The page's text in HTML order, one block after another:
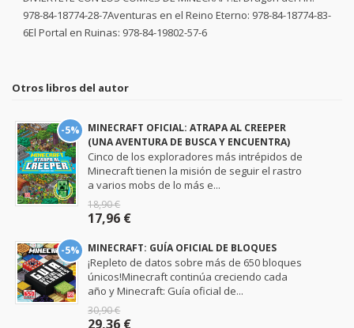
978-84-18774-28-7Aventuras en el Reino Eterno: 978-84-18774-83-
6El Portal en Ruinas: 978-84-19802-57-6
Otros libros del autor
-5%
MINECRAFT OFICIAL: ATRAPA AL CREEPER
(UNA AVENTURA DE BUSCA Y ENCUENTRA)
Cinco de los exploradores más intrépidos de
Minecraft tienen la misión de seguir el rastro
a varios mobs de lo más e...
18,90 €
17,96 €
-5% MINECRAFT: GUÍA OFICIAL DE BLOQUES
¡Repleto de datos sobre más de 650 bloques
únicos!Minecraft continúa creciendo cada
año y Minecraft: Guía oficial de...
30,90 €
29,36 €